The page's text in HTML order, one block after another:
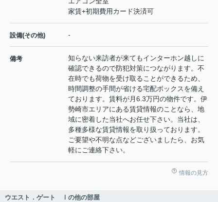
家賃+初期費用カード決済可
設備(その他) -
備考
知らない来訪者が来てもインターホン越しに
確認できるので防犯対策につながります。不
在時でも荷物を受け取ることができるため、
時間調整の手間が省ける宅配ボックスを備え
ております。賃料が月6.3万円の物件です。伊
勢崎市エリアにある賃貸情報のことなら、地
域に密着した当社へお任せ下さい。当社は、
多種多様な賃貸情報を取り扱っております。
ご要望や不明な点などございましたら、お気
軽にご連絡下さい。
情報の見方
ウエスト．ゲート Ⅰの他の部屋